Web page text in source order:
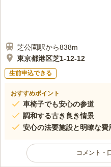
芝公園駅から838m
東京都港区芝1-12-12
生前申込できる
おすすめポイント
車椅子でも安心の参道
調和する古き良き情景
安心の法要施設と明瞭な費
コメント・